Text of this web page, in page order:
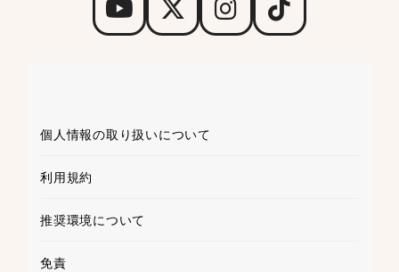
個人情報の取り扱いについて
利用規約
推奨環境について
免責